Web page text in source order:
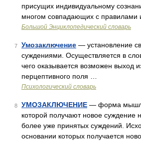
присущих индивидуальному
многом совпадающих с правилами
Большой Энциклопедический словарь
7 Умозаключение — установление
суждениями. Осуществляется в
чего оказывается возможен выход
перцептивного поля …
Психологический словарь
8 УМОЗАКЛЮЧЕНИЕ — форма
которой получают новое суждение
более уже принятых суждений.
основании которых получается